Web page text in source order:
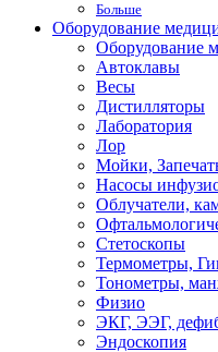
Больше
Оборудование
Оборудование
Автоклавы
Весы
Дистилляторы
Лаборатория
Лор
Мойки,
Насосы
Облучатели,
Стетоскопы
Термометры,
Тонометры,
Физио
ЭКГ, ЭЭГ,
Эндоскопия